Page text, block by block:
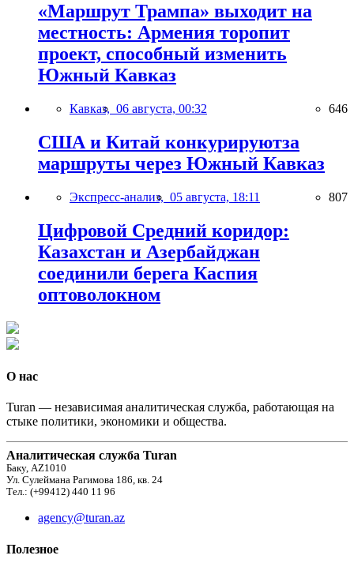
«Маршрут Трампа» выходит на
местность: Армения торопит
проект, способный изменить
Южный Кавказ
Кавказ, 06 августа, 00:32 646
США и Китай конкурируютза
маршруты через Южный Кавказ
Экспресс-анализ, 05 августа, 18:11 807
Цифровой Средний коридор:
Казахстан и Азербайджан
соединили берега Каспия
оптоволокном
О нас
Turan — независимая аналитическая служба, работающая на
стыке политики, экономики и общества.
Аналитическая служба Turan
Баку, AZ1010
Ул. Сулеймана Рагимова 186, кв. 24
Тел.: (+99412) 440 11 96
agency@turan.az
Полезное